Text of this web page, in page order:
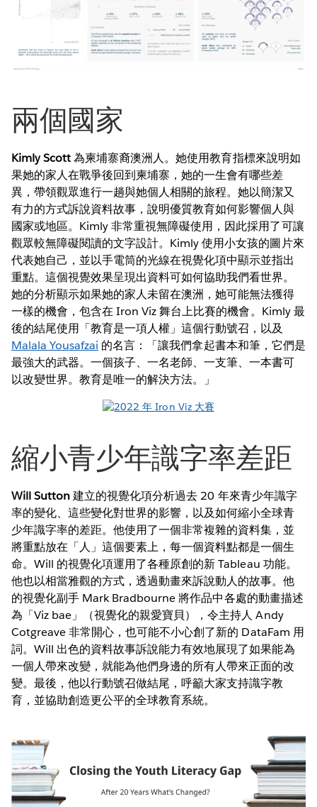
兩個國家
Kimly Scott為柬埔寨裔澳洲人。她使用教育指標來說明如
果她的家人在戰爭後回到柬埔寨，她的一生會有哪些差
異，帶領觀眾進行一趟與她個人相關的旅程。她以簡潔又
有力的方式訴說資料故事，說明優質教育如何影響個人與
國家或地區。Kimly 非常重視無障礙使用，因此採用了可讓
觀眾較無障礙閱讀的文字設計。Kimly 使用小女孩的圖片來
代表她自己，並以手電筒的光線在視覺化項中顯示並指出
重點。這個視覺效果呈現出資料可如何協助我們看世界。
她的分析顯示如果她的家人未留在澳洲，她可能無法獲得
一樣的機會，包含在 Iron Viz 舞台上比賽的機會。Kimly 最
後的結尾使用「教育是一項人權」這個行動號召，以及
Malala Yousafzai 的名言：「讓我們拿起書本和筆，它們是
最強大的武器。一個孩子、一名老師、一支筆、一本書可
以改變世界。教育是唯一的解決方法。」
縮小青少年識字率差距
Will Sutton建立的視覺化項分析過去 20 年來青少年識字
率的變化、這些變化對世界的影響，以及如何縮小全球青
少年識字率的差距。他使用了一個非常複雜的資料集，並
將重點放在「人」這個要素上，每一個資料點都是一個生
命。Will 的視覺化項運用了各種原創的新 Tableau 功能。
他也以相當雅觀的方式，透過動畫來訴說動人的故事。他
的視覺化副手 Mark Bradbourne 將作品中各處的動畫描述
為「Viz bae」（視覺化的親愛寶貝），令主持人 Andy
Cotgreave 非常開心，也可能不小心創了新的 DataFam 用
詞。Will 出色的資料故事訴說能力有效地展現了如果能為
一個人帶來改變，就能為他們身邊的所有人帶來正面的改
變。最後，他以行動號召做結尾，呼籲大家支持識字教
育，並協助創造更公平的全球教育系統。